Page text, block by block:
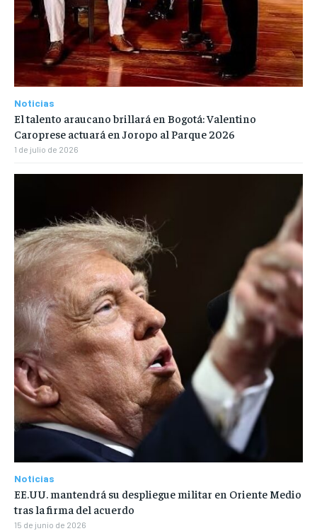
Noticias
El talento araucano brillará en Bogotá: Valentino
Caroprese actuará en Joropo al Parque 2026
1 de julio de 2026
Noticias
EE.UU. mantendrá su despliegue militar en Oriente Medio
tras la firma del acuerdo
15 de junio de 2026